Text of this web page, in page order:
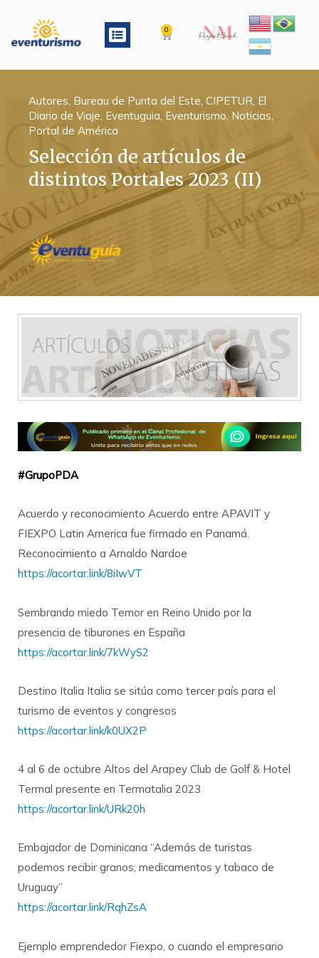
contenido
Menu 0 Cart
Autores, Bureau de Punta del Este, CIPETUR, El
Diario de Viaje, Eventuguia, Eventurismo, Noticias,
Portal de América
Selección de artículos de
distintos Portales 2023 (II)
#GrupoPDA
Acuerdo y reconocimiento Acuerdo entre APAVIT y
FIEXPO Latin America fue firmado en Panamá.
Reconocimiento a Arnaldo Nardoe
https://acortar.link/8iIwVT
Sembrando miedo Temor en Reino Unido por la
presencia de tiburones en España
https://acortar.link/7kWyS2
Destino Italia Italia se sitúa como tercer país para el
turismo de eventos y congresos
https://acortar.link/k0UX2P
4 al 6 de octubre Altos del Arapey Club de Golf & Hotel
Termal presente en Termatalia 2023
https://acortar.link/URk20h
Embajador de Dominicana “Además de turistas
podemos recibir granos; medicamentos y tabaco de
Uruguay”
https://acortar.link/RqhZsA
Ejemplo emprendedor Fiexpo, o cuando el empresario